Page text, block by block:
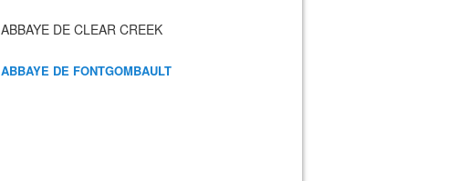
ABBAYE DE CLEAR CREEK
ABBAYE DE FONTGOMBAULT